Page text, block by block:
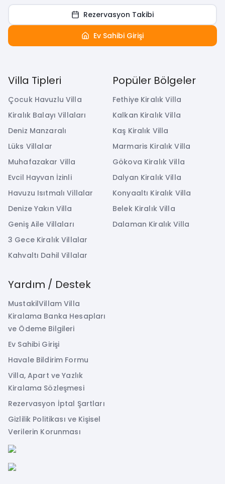
Villa Tipleri
Çocuk Havuzlu Villa
Kiralık Balayı Villaları
Deniz Manzaralı
Lüks Villalar
Muhafazakar Villa
Evcil Hayvan İzinli
Havuzu Isıtmalı Villalar
Denize Yakın Villa
Geniş Aile Villaları
3 Gece Kiralık Villalar
Kahvaltı Dahil Villalar
Popüler Bölgeler
Fethiye Kiralık Villa
Kalkan Kiralık Villa
Kaş Kiralık Villa
Marmaris Kiralık Villa
Gökova Kiralık Villa
Dalyan Kiralık Villa
Konyaaltı Kiralık Villa
Belek Kiralık Villa
Dalaman Kiralık Villa
Yardım / Destek
MustakilVillam Villa
Kiralama Banka Hesapları
ve Ödeme Bilgileri
Ev Sahibi Girişi
Havale Bildirim Formu
Villa, Apart ve Yazlık
Kiralama Sözleşmesi
Rezervasyon İptal Şartları
Gizlilik Politikası ve Kişisel
Verilerin Korunması
Rezervasyon Takibi
Ev Sahibi Girişi